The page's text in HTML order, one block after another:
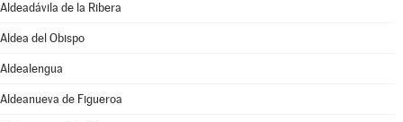
Aldeadávila de la Ribera
Aldea del Obispo
Aldealengua
Aldeanueva de Figueroa